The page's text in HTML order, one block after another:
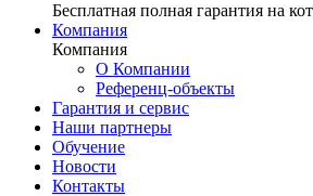
Бесплатная полная гарантия на
Компания
Компания
О Компании
Референц-объекты
Гарантия и сервис
Наши партнеры
Обучение
Новости
Контакты